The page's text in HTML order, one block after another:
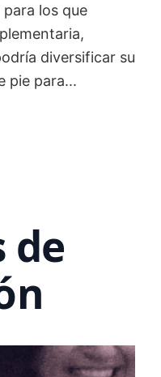
los que
diversificar su
pie para...
de